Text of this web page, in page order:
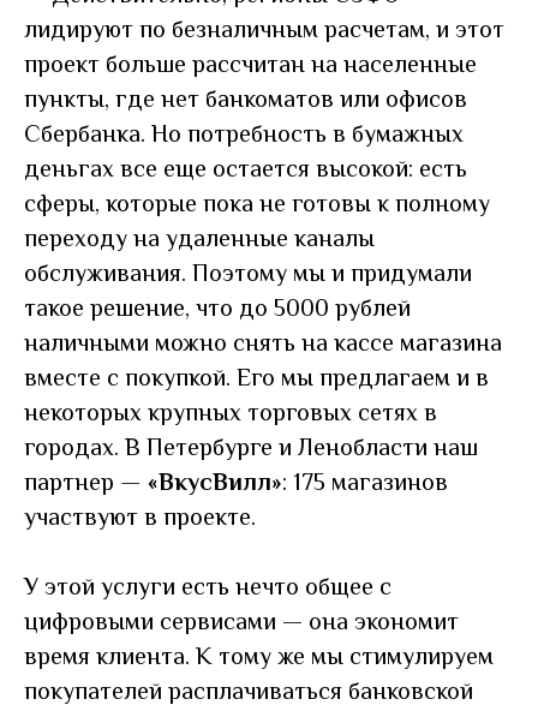
лидируют по безналичным расчетам, и этот
проект больше рассчитан на населенные
пункты, где нет банкоматов или офисов
Сбербанка. Но потребность в бумажных
деньгах все еще остается высокой: есть
сферы, которые пока не готовы к полному
переходу на удаленные каналы
обслуживания. Поэтому мы и придумали
такое решение, что до 5000 рублей
наличными можно снять на кассе магазина
вместе с покупкой. Его мы предлагаем и в
некоторых крупных торговых сетях в
городах. В Петербурге и Ленобласти наш
партнер — «ВкусВилл»: 175 магазинов
участвуют в проекте.
У этой услуги есть нечто общее с
цифровыми сервисами — она экономит
время клиента. К тому же мы стимулируем
покупателей расплачиваться банковской